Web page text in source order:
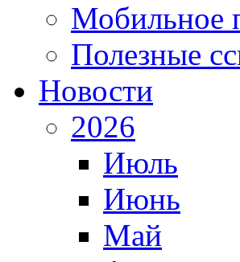
Мобильное
Полезные
Новости
2026
Июль
Июнь
Май